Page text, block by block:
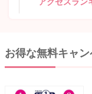
お得な無料キャン